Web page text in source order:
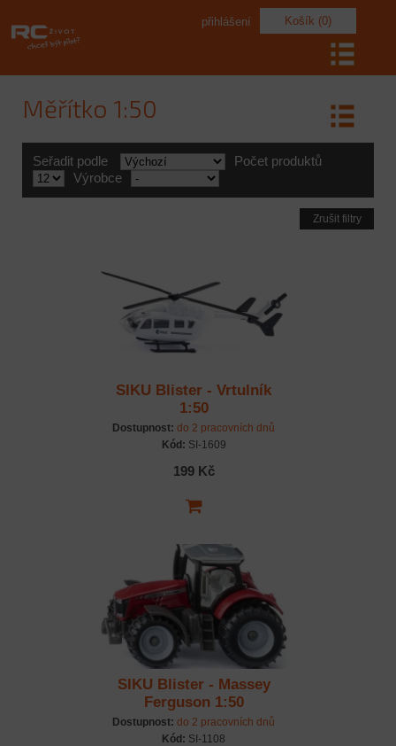
Košík (0)
přihlášení
Měřítko 1:50
Seřadit podle
Počet produktů
Výrobce
Zrušit filtry
SIKU Blister - Vrtulník
1:50
Dostupnost: do 2 pracovních dnů
Kód: SI-1609
199 Kč
SIKU Blister - Massey
Ferguson 1:50
Dostupnost: do 2 pracovních dnů
Kód: SI-1108